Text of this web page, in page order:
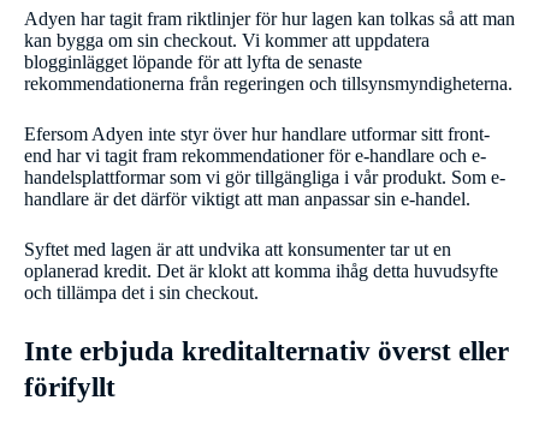
Adyen har tagit fram riktlinjer för hur lagen kan tolkas så att man
kan bygga om sin checkout. Vi kommer att uppdatera
blogginlägget löpande för att lyfta de senaste
rekommendationerna från regeringen och tillsynsmyndigheterna.
Efersom Adyen inte styr över hur handlare utformar sitt front-
end har vi tagit fram rekommendationer för e-handlare och e-
handelsplattformar som vi gör tillgängliga i vår produkt. Som e-
handlare är det därför viktigt att man anpassar sin e-handel.
Syftet med lagen är att undvika att konsumenter tar ut en
oplanerad kredit. Det är klokt att komma ihåg detta huvudsyfte
och tillämpa det i sin checkout.
Inte erbjuda kreditalternativ överst eller
förifyllt